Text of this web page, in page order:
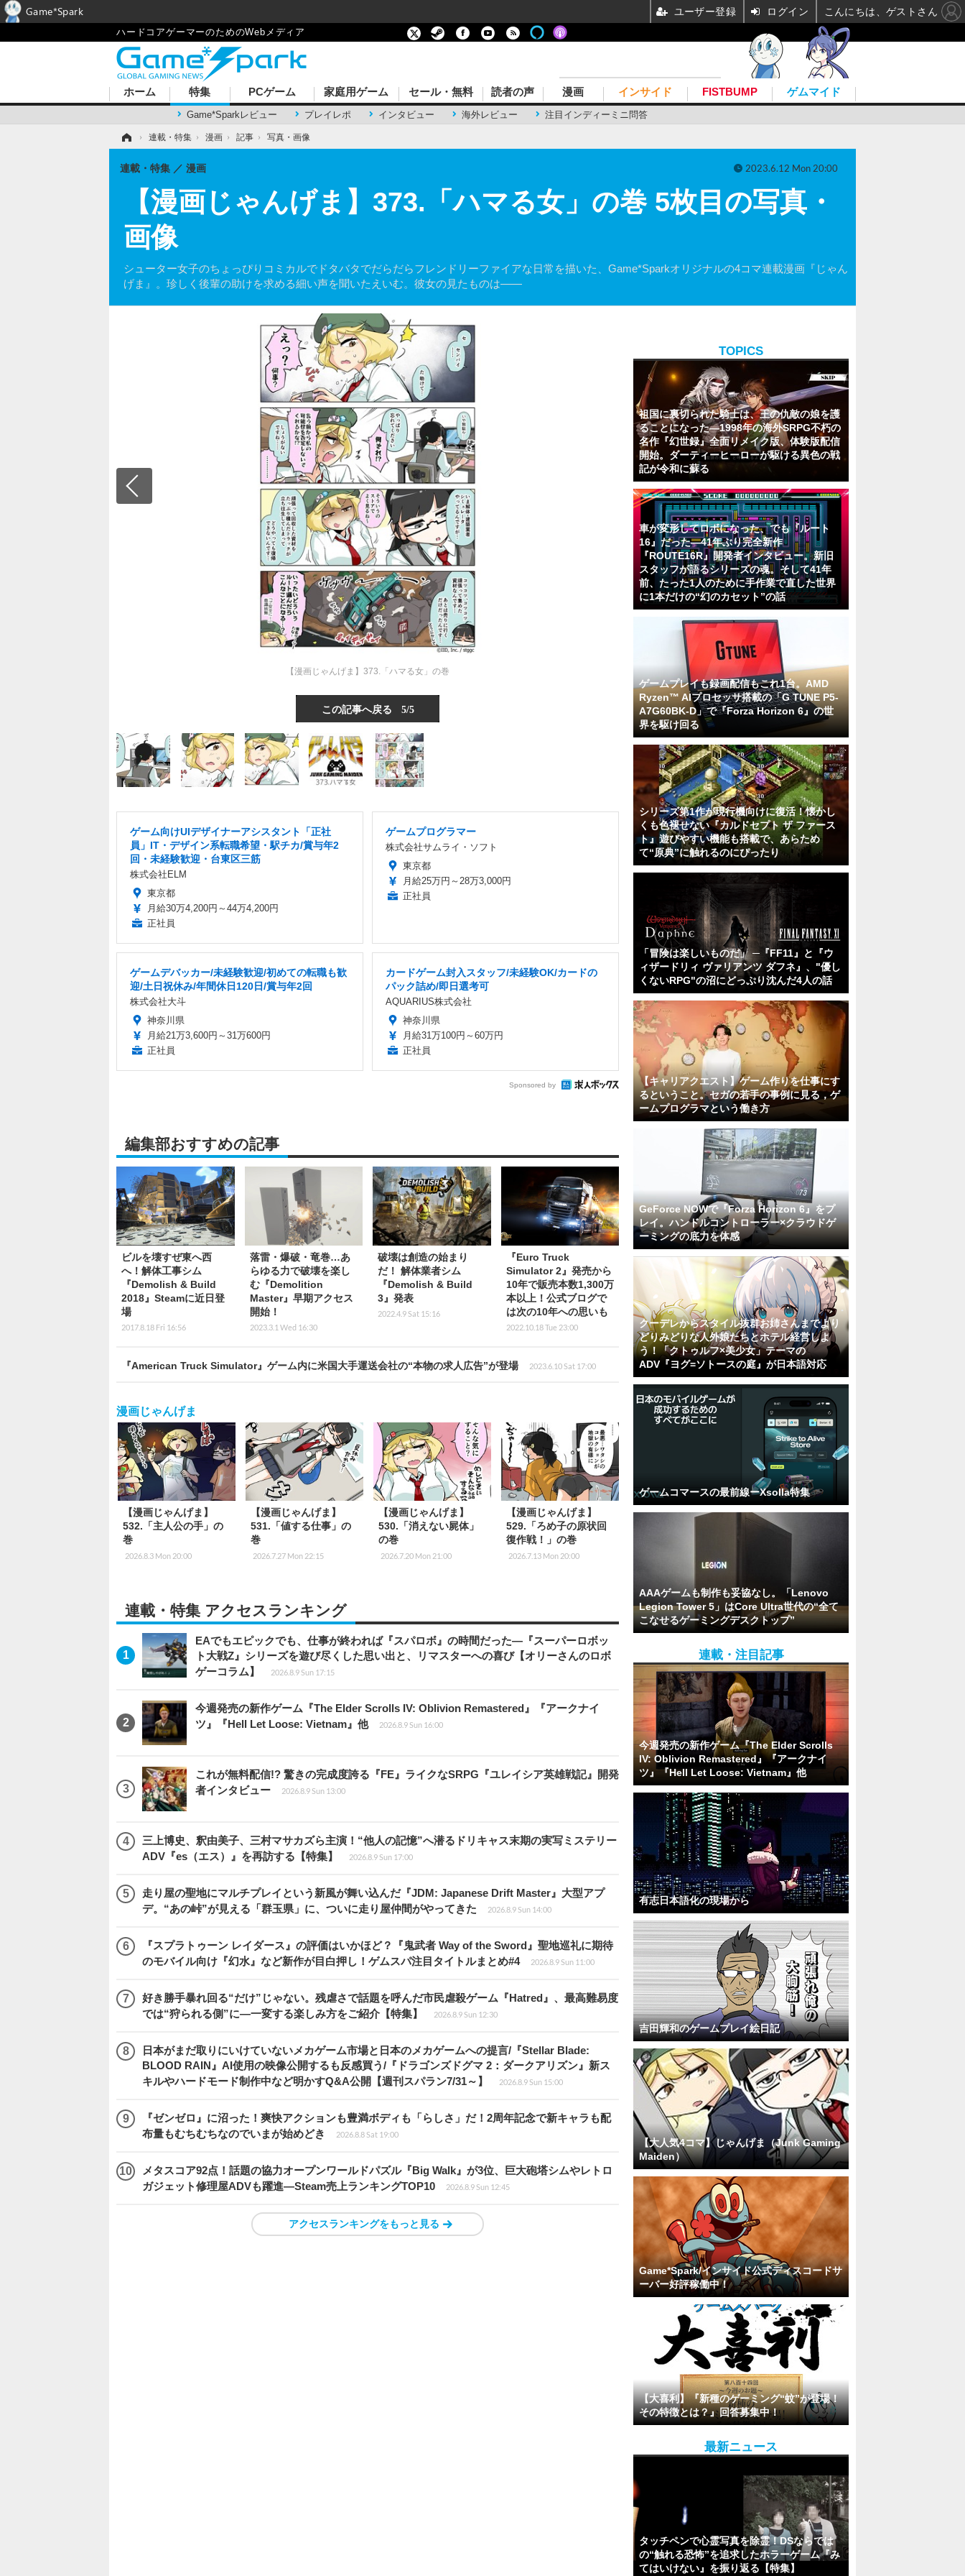
ハードコアゲーマーのためのWebメディア
ホーム 特集
Game*Sparkレビュー プレイレポ インタビュー 海外レビュー 注目インディーミニ問答
PCゲーム 家庭用ゲーム セール・無料 読者の声 漫画 インサイド FISTBUMP ゲムマイド
› 連載・特集 › 漫画 › 記事 › 写真・画像
【漫画じゃんげま】373.「ハマる女」の巻 5枚目の写真・
画像
シューター女子のちょっぴりコミカルでドタバタでだらだらフレンドリーファイアな日常を描いた、Game*Sparkオリジナルの4コマ連載漫画『じゃん
げま』。珍しく後輩の助けを求める細い声を聞いたえいむ。彼女の見たものは――
連載・特集 漫画 2023.6.12 Mon 20:00
【漫画じゃんげま】373.「ハマる女」の巻
この記事へ戻る 5/5
ゲーム向けUIデザイナーアシスタント「正社
員」IT・デザイン系転職希望・駅チカ/賞与年2
回・未経験歓迎・台東区三筋
株式会社ELM
東京都
月給30万4,200円～44万4,200円
正社員
ゲームプログラマー
株式会社サムライ・ソフト
東京都
月給25万円～28万3,000円
正社員
ゲームデバッカー/未経験歓迎/初めての転職も歓
迎/土日祝休み/年間休日120日/賞与年2回
株式会社大斗
神奈川県
月給21万3,600円～31万600円
正社員
カードゲーム封入スタッフ/未経験OK/カードの
パック詰め/即日選考可
AQUARIUS株式会社
神奈川県
月給31万100円～60万円
正社員
Sponsored by
編集部おすすめの記事
ビルを壊すぜ東へ西
へ！解体工事シム
『Demolish & Build
2018』Steamに近日登
場
2017.8.18 Fri 16:56
落雷・爆破・竜巻…あ
らゆる力で破壊を楽し
む『Demolition
Master』早期アクセス
開始！
2023.3.1 Wed 16:30
破壊は創造の始まり
だ！ 解体業者シム
『Demolish & Build
3』発表
2022.4.9 Sat 15:16
『Euro Truck
Simulator 2』発売から
10年で販売本数1,300万
本以上！公式ブログで
は次の10年への思いも
2022.10.18 Tue 23:00
『American Truck Simulator』ゲーム内に米国大手運送会社の“本物の求人広告”が登場 2023.6.10 Sat 17:00
漫画じゃんげま
【漫画じゃんげま】
532.「主人公の手」の
巻
2026.8.3 Mon 20:00
【漫画じゃんげま】
531.「値する仕事」の
巻
2026.7.27 Mon 22:15
【漫画じゃんげま】
530.「消えない屍体」
の巻
2026.7.20 Mon 21:00
【漫画じゃんげま】
529.「ろめ子の原状回
復作戦！」の巻
2026.7.13 Mon 20:00
連載・特集 アクセスランキング
EAでもエピックでも、仕事が終われば『スパロボ』の時間だった―『スーパーロボッ
ト大戦Z』シリーズを遊び尽くした思い出と、リマスターへの喜び【オリーさんのロボ
ゲーコラム】
2026.8.9 Sun 17:15
今週発売の新作ゲーム『The Elder Scrolls IV: Oblivion Remastered』『アークナイ
ツ』『Hell Let Loose: Vietnam』他
2026.8.9 Sun 16:00
これが無料配信!? 驚きの完成度誇る『FE』ライクなSRPG『ユレイシア英雄戦記』開発
者インタビュー
2026.8.9 Sun 13:00
三上博史、釈由美子、三村マサカズら主演！“他人の記憶”へ潜るドリキャス末期の実写ミステリー
ADV『es（エス）』を再訪する【特集】
2026.8.9 Sun 17:00
走り屋の聖地にマルチプレイという新風が舞い込んだ『JDM: Japanese Drift Master』大型アプ
デ。“あの峠”が見える「群玉県」に、ついに走り屋仲間がやってきた
2026.8.9 Sun 14:00
『スプラトゥーン レイダース』の評価はいかほど？『鬼武者 Way of the Sword』聖地巡礼に期待
のモバイル向け『幻水』など新作が目白押し！ゲムスパ注目タイトルまとめ#4
2026.8.9 Sun 11:00
好き勝手暴れ回る“だけ”じゃない。残虐さで話題を呼んだ市民虐殺ゲーム『Hatred』、最高難易度
では“狩られる側”に―一変する楽しみ方をご紹介【特集】
2026.8.9 Sun 12:30
日本がまだ取りにいけていないメカゲーム市場と日本のメカゲームへの提言/『Stellar Blade:
BLOOD RAIN』AI使用の映像公開するも反感買う/『ドラゴンズドグマ 2：ダークアリズン』新ス
キルやハードモード制作中など明かすQ&A公開【週刊スパラン7/31～】
2026.8.9 Sun 15:00
『ゼンゼロ』に沼った！爽快アクションも豊満ボディも「らしさ」だ！2周年記念で新キャラも配
布量もむちむちなのでいまが始めどき
2026.8.8 Sat 19:00
メタスコア92点！話題の協力オープンワールドパズル『Big Walk』が3位、巨大砲塔シムやレトロ
ガジェット修理屋ADVも躍進―Steam売上ランキングTOP10
2026.8.9 Sun 12:45
アクセスランキングをもっと見る
TOPICS
祖国に裏切られた騎士は、王の仇敵の娘を護
ることになった―1998年の海外SRPG不朽の
名作『幻世録』全面リメイク版、体験版配信
開始。ダーティーヒーローが駆ける異色の戦
記が令和に蘇る
車が変形してロボになった、でも『ルート
16』だった―41年ぶり完全新作
『ROUTE16R』開発者インタビュー。新旧
スタッフが語るシリーズの魂。そして41年
前、たった1人のために手作業で直した世界
に1本だけの“幻のカセット”の話
ゲームプレイも録画配信もこれ1台。AMD
Ryzen™ AIプロセッサ搭載の「G TUNE P5-
A7G60BK-D」で『Forza Horizon 6』の世
界を駆け回る
シリーズ第1作が現行機向けに復活！懐かし
くも色褪せない『カルドセプト ザ ファース
ト』遊びやすい機能も搭載で、あらため
て“原典”に触れるのにぴったり
「冒険は楽しいものだ」 ─『FF11』と『ウ
ィザードリィ ヴァリアンツ ダフネ』、"優し
くないRPG"の沼にどっぷり沈んだ4人の話
【キャリアクエスト】ゲーム作りを仕事にす
るということ。セガの若手の事例に見る，ゲ
ームプログラマという働き方
GeForce NOWで『Forza Horizon 6』をプ
レイ。ハンドルコントローラー×クラウドゲ
ーミングの底力を体感
クーデレからスタイル抜群お姉さんまでより
どりみどりな人外娘たちとホテル経営しよ
う！「クトゥルフ×美少女」テーマの
ADV『ヨグ=ソトースの庭』が日本語対応
ゲームコマースの最前線ーXsolla特集
AAAゲームも制作も妥協なし。「Lenovo
Legion Tower 5」はCore Ultra世代の“全て
こなせるゲーミングデスクトップ”
連載・注目記事
今週発売の新作ゲーム『The Elder Scrolls
IV: Oblivion Remastered』『アークナイ
ツ』『Hell Let Loose: Vietnam』他
有志日本語化の現場から
吉田輝和のゲームプレイ絵日記
【大人気4コマ】じゃんげま（Junk Gaming
Maiden）
Game*Spark/インサイド公式ディスコードサ
ーバー好評稼働中！
【大喜利】『新種のゲーミング“蚊”が登場！
その特徴とは？』回答募集中！
最新ニュース
タッチペンで心霊写真を除霊！DSならでは
の“触れる恐怖”を追求したホラーゲーム『み
てはいけない』を振り返る【特集】
Game*Spark ユーザー登録 ログイン こんにちは、ゲストさん